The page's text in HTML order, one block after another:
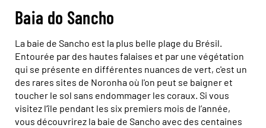
Baia do Sancho
La baie de Sancho est la plus belle plage du Brésil.
Entourée par des hautes falaises et par une végétation
qui se présente en différentes nuances de vert, c'est un
des rares sites de Noronha où l'on peut se baigner et
toucher le sol sans endommager les coraux. Si vous
visitez l’île pendant les six premiers mois de l’année,
vous découvrirez la baie de Sancho avec des centaines